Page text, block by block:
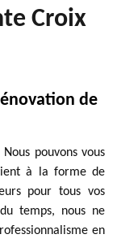
Croix
de
pouvons vous
à la forme de
pour tous vos
temps, nous ne
en